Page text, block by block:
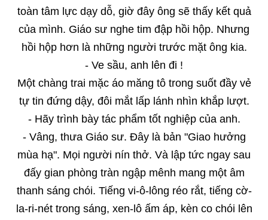
toàn tâm lực dạy dỗ, giờ đây ông sẽ thấy kết quả
của mình. Giáo sư nghe tim đập hồi hộp. Nhưng
hồi hộp hơn là những người trước mặt ông kia.
- Ve sầu, anh lên đi !
Một chàng trai mặc áo măng tô trong suốt đầy vẻ
tự tin đứng dậy, đôi mắt lấp lánh nhìn khắp lượt.
- Hãy trình bày tác phẩm tốt nghiệp của anh.
- Vâng, thưa Giáo sư. Đây là bản "Giao hưởng
mùa hạ". Mọi người nín thở. Và lập tức ngay sau
đấy gian phòng tràn ngập mênh mang một âm
thanh sáng chói. Tiếng vi-ô-lông réo rắt, tiếng cờ-
la-ri-nét trong sáng, xen-lô ấm áp, kèn co chói lên